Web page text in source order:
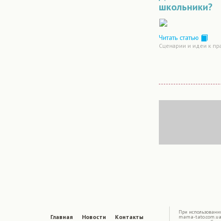
школьники?
Читать статью
Сценарии и идеи к
Главная Новости Контакты
При
mama-